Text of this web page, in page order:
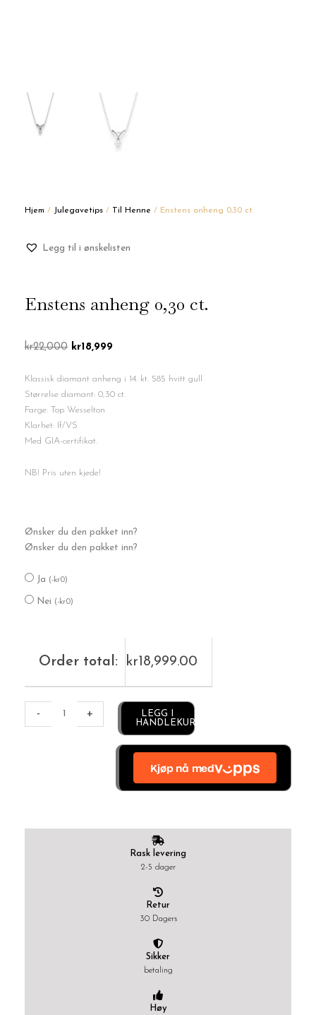
Hjem / Julegavetips / Til Henne / Enstens anheng 0,30 ct.
Legg til i ønskelisten
Enstens anheng 0,30 ct.
kr22,000 Opprinnelig
var:
kr22,000.
kr18,999
er:
kr18,999.
Klassisk diamant anheng i 14. kt. 585 hvitt gull
Størrelse diamant: 0,30 ct.
Farge: Top Wesselton
Klarhet: If/VS
Med GIA-certifikat.
NB! Pris uten kjede!
Ønsker du den pakket inn?
Ønsker du den pakket inn?
Ja (-kr0)
Nei (-kr0)
Order total: kr 18,999.00
-
anheng
0,30
antall
+
LEGG I
HANDLEKURV
Rask levering
2-5 dager
Retur
30 Dagers
Sikker
betaling
Høy